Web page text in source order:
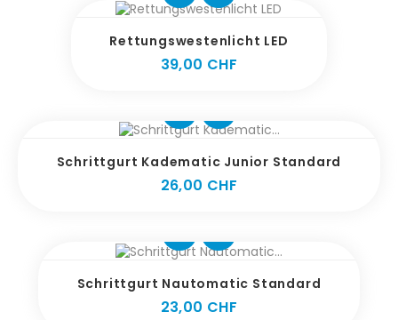
Rettungswestenlicht LED
39,00 CHF
Schrittgurt Kadematic Junior Standard
26,00 CHF
Schrittgurt Nautomatic Standard
23,00 CHF